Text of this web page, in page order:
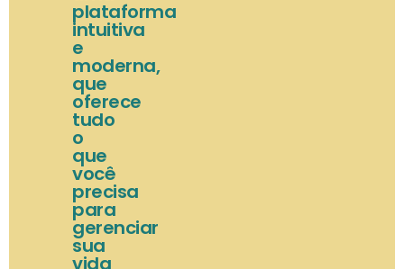
plataforma
intuitiva
e
moderna,
que
oferece
tudo
o
que
você
precisa
para
gerenciar
sua
vida